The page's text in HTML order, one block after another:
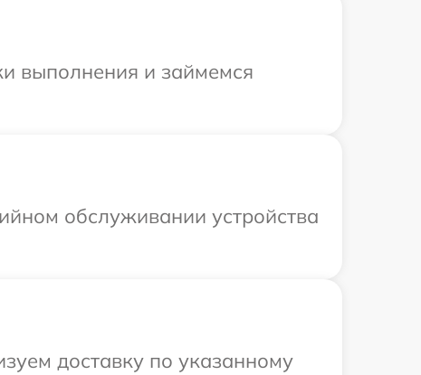
выполнения и займемся
обслуживании устройства
доставку по указанному